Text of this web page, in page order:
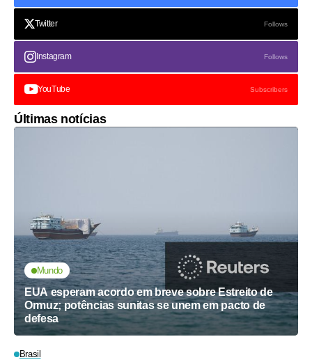
Twitter Follows
Instagram Follows
YouTube Subscribers
Últimas notícias
Mundo
EUA esperam acordo em breve sobre Estreito de
Ormuz; potências sunitas se unem em pacto de
defesa
Brasil